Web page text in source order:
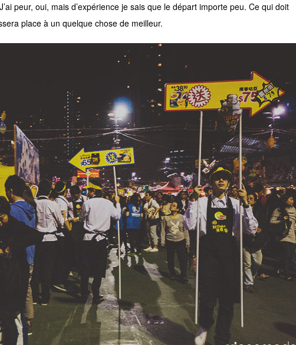
peur, oui, mais d’expérience je sais que le départ importe peu. Ce qui doit
place à un quelque chose de meilleur.